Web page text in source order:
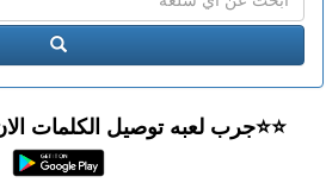
عبارة
البحث
ابحث
⭐️⭐جرب لعبه توصيل الكلمات